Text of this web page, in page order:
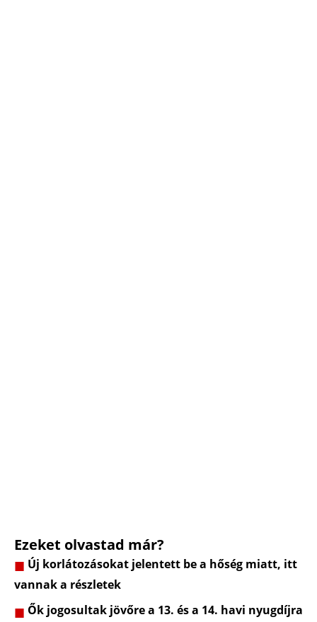
Ezeket olvastad már?
Új korlátozásokat jelentett be a hőség miatt, itt
vannak a részletek
Ők jogosultak jövőre a 13. és a 14. havi nyugdíjra